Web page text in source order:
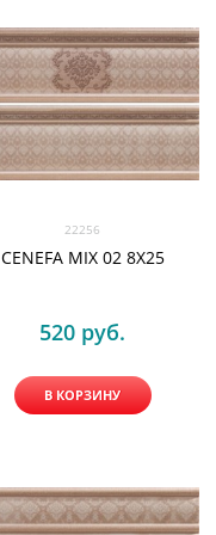
22256
CENEFA MIX 02 8X25
520 руб.
В КОРЗИНУ